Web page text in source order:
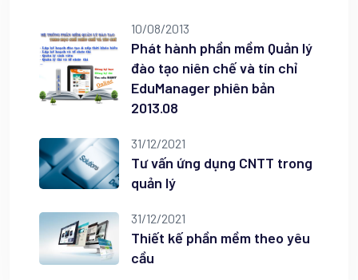
10/08/2013
Phát hành phần mềm Quản lý
đào tạo niên chế và tín chỉ
EduManager phiên bản
2013.08
31/12/2021
Tư vấn ứng dụng CNTT trong
quản lý
31/12/2021
Thiết kế phần mềm theo yêu
cầu